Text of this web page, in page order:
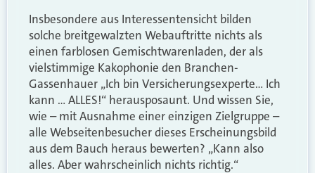
Insbesondere aus Interessentensicht bilden
solche breitgewalzten Webauftritte nichts als
einen farblosen Gemischtwarenladen, der als
vielstimmige Kakophonie den Branchen-
Gassenhauer „Ich bin Versicherungsexperte… Ich
kann … ALLES!“ herausposaunt. Und wissen Sie,
wie – mit Ausnahme einer einzigen Zielgruppe –
alle Webseitenbesucher dieses Erscheinungsbild
aus dem Bauch heraus bewerten? „Kann also
alles. Aber wahrscheinlich nichts richtig.“